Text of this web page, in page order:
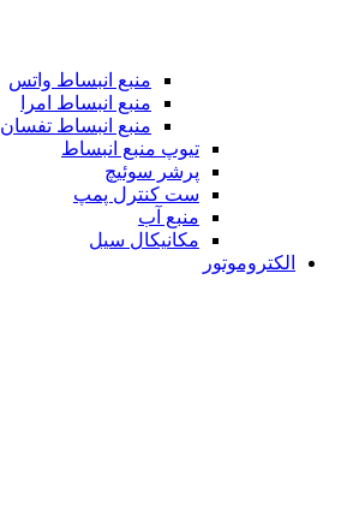
منبع انبساط واتس
منبع انبساط امرا
منبع انبساط تفسان
تیوپ منبع انبساط
پرشر سوئیچ
ست کنترل پمپ
منبع آب
مکانیکال سیل
الکتروموتور